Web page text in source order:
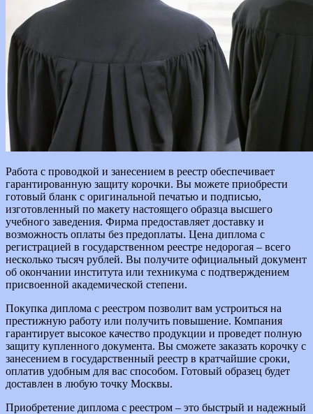
Работа с проводкой и занесением в реестр обеспечивает
гарантированную защиту корочки. Вы можете приобрести
готовый бланк с оригинальной печатью и подписью,
изготовленный по макету настоящего образца высшего
учебного заведения. Фирма предоставляет доставку и
возможность оплаты без предоплаты. Цена диплома с
регистрацией в государственном реестре недорогая – всего
несколько тысяч рублей. Вы получите официальный документ
об окончании института или техникума с подтверждением
присвоенной академической степени.
Покупка диплома с реестром позволит вам устроиться на
престижную работу или получить повышение. Компания
гарантирует высокое качество продукции и проведет полную
защиту купленного документа. Вы сможете заказать корочку с
занесением в государственный реестр в кратчайшие сроки,
оплатив удобным для вас способом. Готовый образец будет
доставлен в любую точку Москвы.
Приобретение диплома с реестром – это быстрый и надежный